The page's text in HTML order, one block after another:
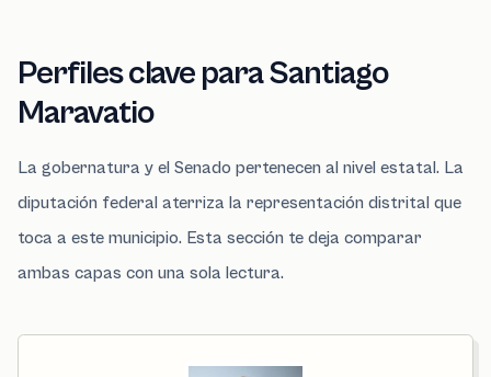
Perfiles clave para Santiago
Maravatio
La gobernatura y el Senado pertenecen al nivel estatal. La
diputación federal aterriza la representación distrital que
toca a este municipio. Esta sección te deja comparar
ambas capas con una sola lectura.